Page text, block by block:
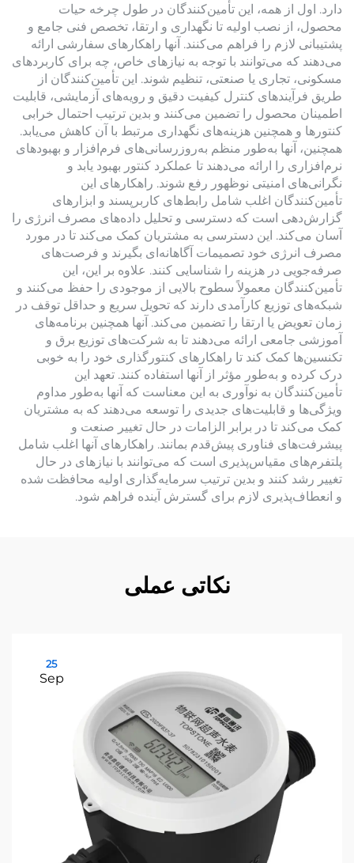
دارد. اول از همه، این تأمین‌کنندگان در طول چرخه حیات
محصول، از نصب اولیه تا نگهداری و ارتقا، تخصص فنی جامع و
پشتیبانی لازم را فراهم می‌کنند. آنها راهکارهای سفارشی ارائه
می‌دهند که می‌توانند با توجه به نیازهای خاص، چه برای کاربردهای
مسکونی، تجاری یا صنعتی، تنظیم شوند. این تأمین‌کنندگان از
طریق فرآیندهای کنترل کیفیت دقیق و رویه‌های آزمایشی، قابلیت
اطمینان محصول را تضمین می‌کنند و بدین ترتیب احتمال خرابی
کنتورها و همچنین هزینه‌های نگهداری مرتبط با آن کاهش می‌یابد.
همچنین، آنها به‌طور منظم به‌روزرسانی‌های فرم‌افزار و بهبودهای
نرم‌افزاری را ارائه می‌دهند تا عملکرد کنتور بهبود یابد و
نگرانی‌های امنیتی نوظهور رفع شوند. راهکارهای این
تأمین‌کنندگان اغلب شامل رابط‌های کاربرپسند و ابزارهای
گزارش‌دهی است که دسترسی و تحلیل داده‌های مصرف انرژی را
آسان می‌کند. این دسترسی به مشتریان کمک می‌کند تا در مورد
مصرف انرژی خود تصمیمات آگاهانه‌ای بگیرند و فرصت‌های
صرفه‌جویی در هزینه را شناسایی کنند. علاوه بر این، این
تأمین‌کنندگان معمولاً سطوح بالایی از موجودی را حفظ می‌کنند و
شبکه‌های توزیع کارآمدی دارند که تحویل سریع و حداقل توقف در
زمان تعویض یا ارتقا را تضمین می‌کند. آنها همچنین برنامه‌های
آموزشی جامعی ارائه می‌دهند تا به شرکت‌های توزیع برق و
تکنسین‌ها کمک کند تا راهکارهای کنتورگذاری خود را به خوبی
درک کرده و به‌طور مؤثر از آنها استفاده کنند. تعهد این
تأمین‌کنندگان به نوآوری به این معناست که آنها به‌طور مداوم
ویژگی‌ها و قابلیت‌های جدیدی را توسعه می‌دهند که به مشتریان
کمک می‌کند تا در برابر الزامات در حال تغییر صنعت و
پیشرفت‌های فناوری پیش‌قدم بمانند. راهکارهای آنها اغلب شامل
پلتفرم‌های مقیاس‌پذیری است که می‌توانند با نیازهای در حال
تغییر رشد کنند و بدین ترتیب سرمایه‌گذاری اولیه محافظت شده
و انعطاف‌پذیری لازم برای گسترش آینده فراهم شود.
نکاتی عملی
25
Sep